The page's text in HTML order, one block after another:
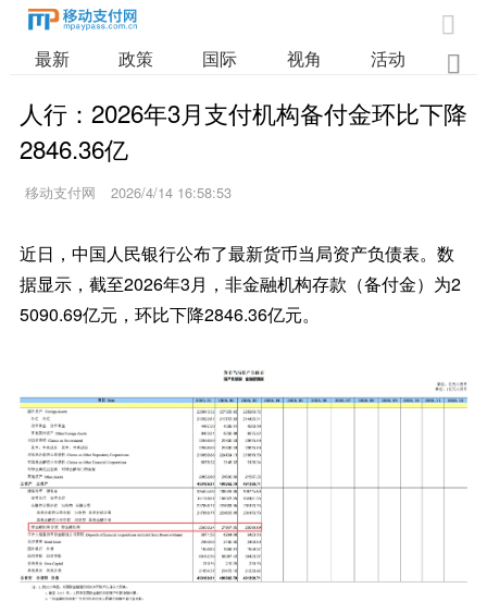

最新 政策 国际 视角 活动 业

人行：2026年3月支付机构备付金环比下降
2846.36亿
移动支付网 2026/4/14 16:58:53
近日，中国人民银行公布了最新货币当局资产负债表。数
据显示，截至2026年3月，非金融机构存款（备付金）为2
5090.69亿元，环比下降2846.36亿元。